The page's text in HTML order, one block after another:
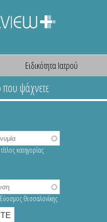
κατηγορίας
Θεσσαλονίκης